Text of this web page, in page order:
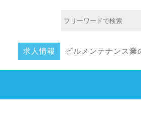
求人情報 ビルメンテナンス業